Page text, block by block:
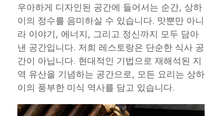
우아하게 디자인된 공간에 들어서는 순간, 상하
이의 정수를 음미하실 수 있습니다. 맛뿐만 아니
라 이야기, 에너지, 그리고 정신까지 모두 담아
낸 공간입니다. 저희 레스토랑은 단순한 식사 공
간이 아닙니다. 현대적인 기법으로 재해석된 지
역 유산을 기념하는 공간으로, 모든 요리는 상하
이의 풍부한 미식 역사를 담고 있습니다.